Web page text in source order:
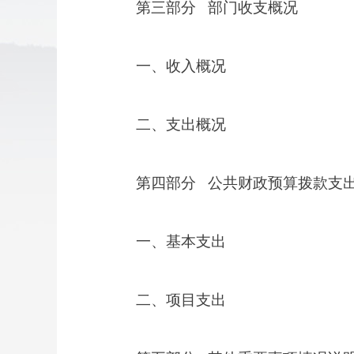
第三部分 部门收支概况
一、收入概况
二、支出概况
第四部分 公共财政预算拨款支
一、基本支出
二、项目支出